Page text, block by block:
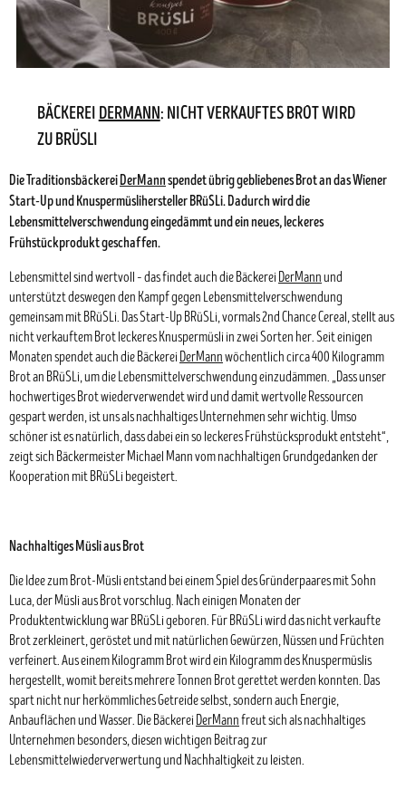
BÄCKEREI DERMANN: NICHT VERKAUFTES BROT WIRD
ZU BRÜSLI
Die TraditionsbäckereiDerMannspendet übrig gebliebenes Brot an das Wiener
Start-Up und Knuspermüslihersteller BRüSLi. Dadurch wird die
Lebensmittelverschwendung eingedämmt und ein neues, leckeres
Frühstückprodukt geschaffen.
Lebensmittel sind wertvoll – das findet auch die Bäckerei DerMannund
unterstützt deswegen den Kampf gegen Lebensmittelverschwendung
gemeinsam mit BRüSLi. Das Start-Up BRüSLi, vormals 2nd Chance Cereal, stellt aus
nicht verkauftem Brot leckeres Knuspermüsli in zwei Sorten her. Seit einigen
Monaten spendet auch die Bäckerei DerMannwöchentlich circa 400 Kilogramm
Brot an BRüSLi, um die Lebensmittelverschwendung einzudämmen. „Dass unser
hochwertiges Brot wiederverwendet wird und damit wertvolle Ressourcen
gespart werden, ist uns als nachhaltiges Unternehmen sehr wichtig. Umso
schöner ist es natürlich, dass dabei ein so leckeres Frühstücksprodukt entsteht“,
zeigt sich Bäckermeister Michael Mann vom nachhaltigen Grundgedanken der
Kooperation mit BRüSLi begeistert.
Nachhaltiges Müsli aus Brot
Die Idee zum Brot-Müsli entstand bei einem Spiel des Gründerpaares mit Sohn
Luca, der Müsli aus Brot vorschlug. Nach einigen Monaten der
Produktentwicklung war BRüSLi geboren. Für BRüSLi wird das nicht verkaufte
Brot zerkleinert, geröstet und mit natürlichen Gewürzen, Nüssen und Früchten
verfeinert. Aus einem Kilogramm Brot wird ein Kilogramm des Knuspermüslis
hergestellt, womit bereits mehrere Tonnen Brot gerettet werden konnten. Das
spart nicht nur herkömmliches Getreide selbst, sondern auch Energie,
Anbauflächen und Wasser. Die Bäckerei DerMannfreut sich als nachhaltiges
Unternehmen besonders, diesen wichtigen Beitrag zur
Lebensmittelwiederverwertung und Nachhaltigkeit zu leisten.